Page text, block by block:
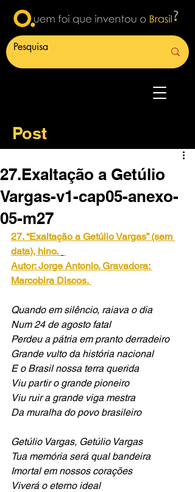
Post
27.Exaltação a Getúlio
Vargas-v1-cap05-anexo-
05-m27
27. “Exaltação a Getúlio Vargas” (sem
data), hino.
Autor: Jorge Antonio. Gravadora:
Marcobira Discos.
Quando em silêncio, raiava o dia
Num 24 de agosto fatal
Perdeu a pátria em pranto derradeiro
Grande vulto da história nacional
E o Brasil nossa terra querida
Viu partir o grande pioneiro
Viu ruir a grande viga mestra
Da muralha do povo brasileiro
Getúlio Vargas, Getúlio Vargas
Tua memória será qual bandeira
Imortal em nossos corações
Viverá o eterno ideal